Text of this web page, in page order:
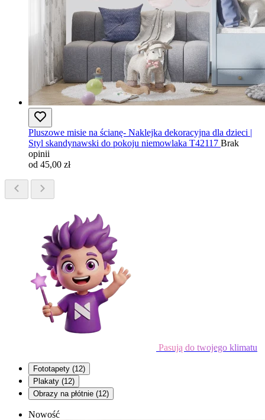
Pluszowe misie na ścianę- Naklejka dekoracyjna dla dzieci |
Styl skandynawski do pokoju niemowlaka T42117 Brak
opinii
od 45,00 zł
Pasują do twojego klimatu
Fototapety (12)
Plakaty (12)
Obrazy na płótnie (12)
Nowość